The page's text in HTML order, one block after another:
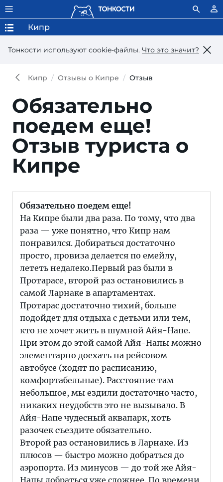
Тонкости используют сookie-файлы. Что это значит?
Кипр
Кипр Отзывы о Кипре Отзыв
Обязательно
поедем еще!
Отзыв туриста о
Кипре
Обязательно поедем еще!
На Кипре были два раза. По тому, что два
раза — уже понятно, что Кипр нам
понравился. Добираться достаточно
просто, провиза делается по емейлу,
лететь недалеко.Первый раз были в
Протарасе, второй раз остановились в
самой Ларнаке в апартаментах.
Протарас достаточно тихий, больше
подойдет для отдыха с детьми или тем,
кто не хочет жить в шумной Айя-Напе.
При этом до этой самой Айя-Напы можно
элементарно доехать на рейсовом
автобусе (ходят по расписанию,
комфортабельные). Расстояние там
небольшое, мы ездили достаточно часто,
никаких неудобств это не вызывало. В
Айя-Напе чудесный аквапарк, хоть
разочек съездите обязательно.
Второй раз остановились в Ларнаке. Из
плюсов — быстро можно добраться до
аэропорта. Из минусов — до той же Айя-
Напы добраться уже сложнее. По времени